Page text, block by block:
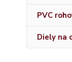
PVC
Diely na